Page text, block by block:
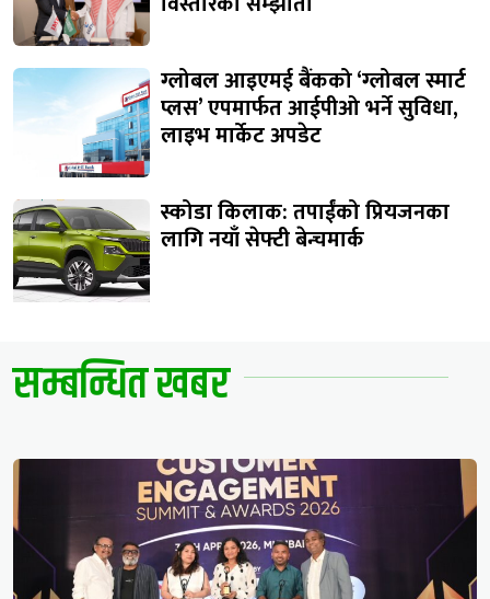
ग्लोबल आइएमई बैंकको ‘ग्लोबल स्मार्ट
प्लस’ एपमार्फत आईपीओ भर्ने सुविधा,
लाइभ मार्केट अपडेट
स्कोडा किलाक: तपाईंको प्रियजनका
लागि नयाँ सेफ्टी बेन्चमार्क
सम्बन्धित खबर